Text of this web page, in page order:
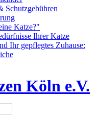
Schutzgebühren
Katze?"
Ihrer Katze
Ihr gepflegtes Zuhause:
Köln e.V.